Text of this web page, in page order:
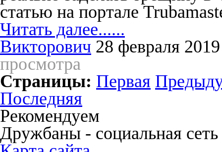
статью на портале
Читать далее......
Викторович 28 февраля 2019
просмотра
Страницы: Первая
Последняя
Рекомендуем
Дружбаны - социальная